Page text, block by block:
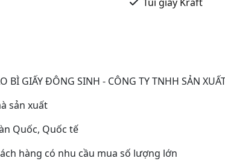
BÌ GIẤY ĐÔNG SINH - CÔNG TY TNHH SẢN
sản xuất
Quốc, Quốc tế
hàng có nhu cầu mua số lượng lớn